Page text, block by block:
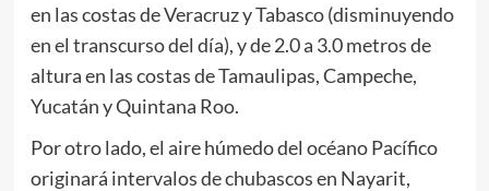
en las costas de Veracruz y Tabasco (disminuyendo
en el transcurso del día), y de 2.0 a 3.0 metros de
altura en las costas de Tamaulipas, Campeche,
Yucatán y Quintana Roo.
Por otro lado, el aire húmedo del océano Pacífico
originará intervalos de chubascos en Nayarit,